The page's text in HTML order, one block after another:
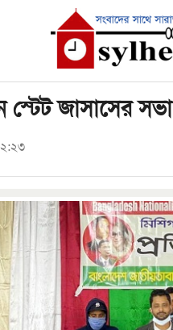
স্টেট জাসাসের সভা